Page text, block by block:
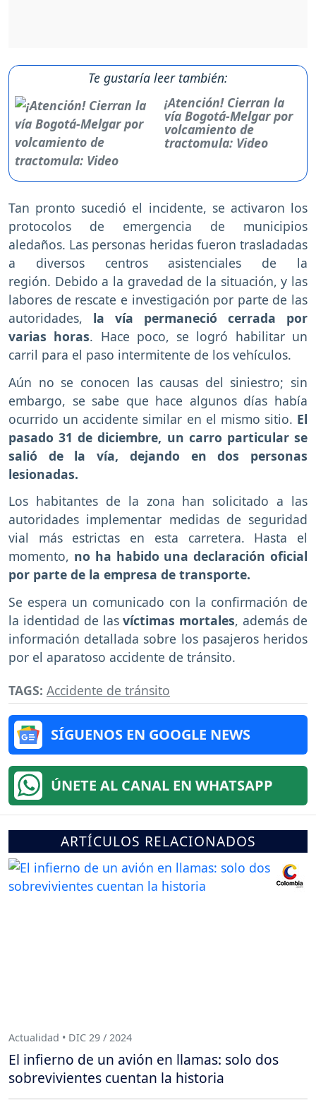
Te gustaría leer también:
¡Atención! Cierran la
vía Bogotá-Melgar por
volcamiento de
tractomula: Video
Tan pronto sucedió el incidente, se activaron los
protocolos de emergencia de municipios
aledaños. Las personas heridas fueron trasladadas
a diversos centros asistenciales de la
región. Debido a la gravedad de la situación, y las
labores de rescate e investigación por parte de las
autoridades, la vía permaneció cerrada por
varias horas. Hace poco, se logró habilitar un
carril para el paso intermitente de los vehículos.
Aún no se conocen las causas del siniestro; sin
embargo, se sabe que hace algunos días había
ocurrido un accidente similar en el mismo sitio. El
pasado 31 de diciembre, un carro particular se
salió de la vía, dejando en dos personas
lesionadas.
Los habitantes de la zona han solicitado a las
autoridades implementar medidas de seguridad
vial más estrictas en esta carretera. Hasta el
momento, no ha habido una declaración oficial
por parte de la empresa de transporte.
Se espera un comunicado con la confirmación de
la identidad de lasvíctimas mortales, además de
información detallada sobre los pasajeros heridos
por el aparatoso accidente de tránsito.
TAGS: Accidente de tránsito
SÍGUENOS EN GOOGLE NEWS
ÚNETE AL CANAL EN WHATSAPP
ARTÍCULOS RELACIONADOS
Actualidad • DIC 29 / 2024
El infierno de un avión en llamas: solo dos
sobrevivientes cuentan la historia